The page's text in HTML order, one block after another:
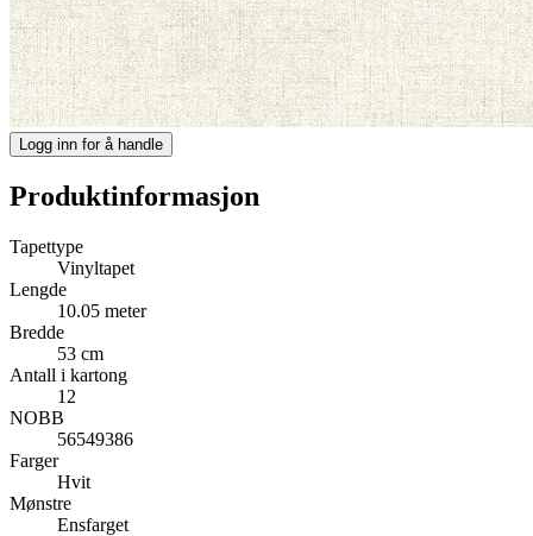
Logg inn for å handle
Produktinformasjon
Tapettype
Vinyltapet
Lengde
10.05 meter
Bredde
53 cm
Antall i kartong
12
NOBB
56549386
Farger
Hvit
Mønstre
Ensfarget